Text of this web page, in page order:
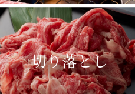
切り落とし